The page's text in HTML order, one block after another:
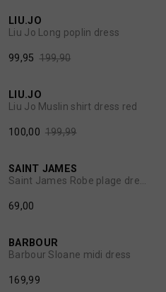
REGENLAARZEN
SJAALS
SOKKEN
SOKKEN
1/2
LIU.JO
Liu Jo Long poplin dress
99,95 199,90
1/2
LIU.JO
Liu Jo Muslin shirt dress red
100,00 199,99
1/2
SAINT JAMES
69,00
1/2
BARBOUR
Barbour Sloane midi dress
169,99